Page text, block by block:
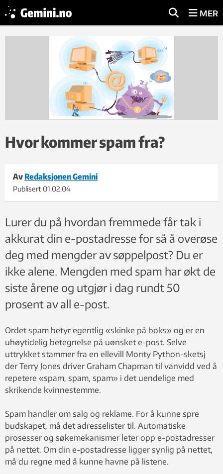
MER
Hvor kommer spam fra?
Av Redaksjonen Gemini
Publisert01.02.04
Lurer du på hvordan fremmede får tak i
akkurat din e-postadresse for så å overøse
deg med mengder av søppelpost? Du er
ikke alene. Mengden med spam har økt de
siste årene og utgjør i dag rundt 50
prosent av all e-post.
Ordet spam betyr egentlig «skinke på boks» og er en
uhøytidelig betegnelse på uønsket e-post. Selve
uttrykket stammer fra en ellevill Monty Python-sketsj
der Terry Jones driver Graham Chapman til vanvidd ved å
repetere «spam, spam, spam» i det uendelige med
skrikende kvinnestemme.
Spam handler om salg og reklame. For å kunne spre
budskapet, må det adresselister til. Automatiske
prosesser og søkemekanismer leter opp e-postadresser
på nettet. Om din e-postadresse ligger synlig på nettet,
må du regne med å kunne havne på listene.